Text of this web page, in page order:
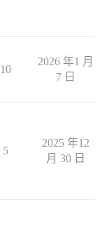
10
2026 年1 月
7 日
5
2025 年12
月 30 日